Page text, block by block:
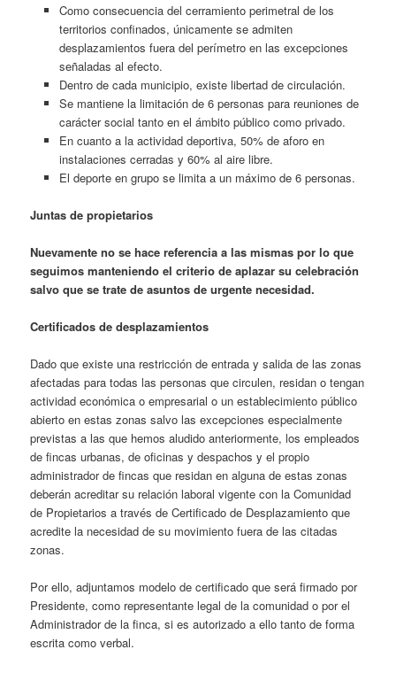
Como consecuencia del cerramiento perimetral de los
territorios confinados, únicamente se admiten
desplazamientos fuera del perímetro en las excepciones
señaladas al efecto.
Dentro de cada municipio, existe libertad de circulación.
Se mantiene la limitación de 6 personas para reuniones de
carácter social tanto en el ámbito público como privado.
En cuanto a la actividad deportiva, 50% de aforo en
instalaciones cerradas y 60% al aire libre.
El deporte en grupo se limita a un máximo de 6 personas.
Juntas de propietarios
Nuevamente no se hace referencia a las mismas por lo que
seguimos manteniendo el criterio de aplazar su celebración
salvo que se trate de asuntos de urgente necesidad.
Certificados de desplazamientos
Dado que existe una restricción de entrada y salida de las zonas
afectadas para todas las personas que circulen, residan o tengan
actividad económica o empresarial o un establecimiento público
abierto en estas zonas salvo las excepciones especialmente
previstas a las que hemos aludido anteriormente, los empleados
de fincas urbanas, de oficinas y despachos y el propio
administrador de fincas que residan en alguna de estas zonas
deberán acreditar su relación laboral vigente con la Comunidad
de Propietarios a través de Certificado de Desplazamiento que
acredite la necesidad de su movimiento fuera de las citadas
zonas.
Por ello, adjuntamos modelo de certificado que será firmado por
Presidente, como representante legal de la comunidad o por el
Administrador de la finca, si es autorizado a ello tanto de forma
escrita como verbal.